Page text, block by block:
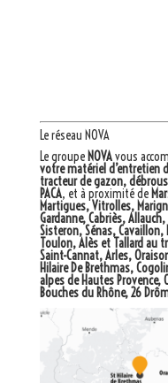
Le réseau NOVA
Le groupe NOVAvous
votre matériel d’entretien
tracteur de gazon,
PACA, et à proximité de
Martigues, Vitrolles,
Gardanne, Cabriès,
Sisteron, Sénas, Cavaillon,
Toulon, Alès et Tallard au
Saint-Cannat, Arles,
Hilaire De Brethmas,
alpes de Hautes
Bouches du Rhône, 26